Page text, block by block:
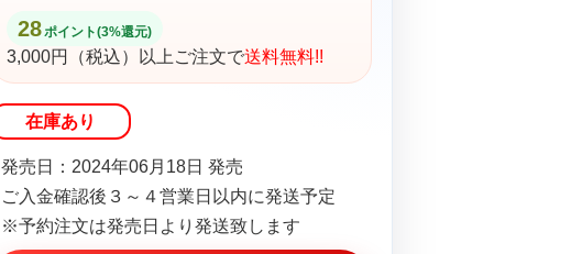
28ポイント(3%還元)
3,000円（税込）以上ご注文で送料無料!!
在庫あり
発売日：2024年06月18日 発売
ご入金確認後３～４営業日以内に発送予定
※予約注文は発売日より発送致します